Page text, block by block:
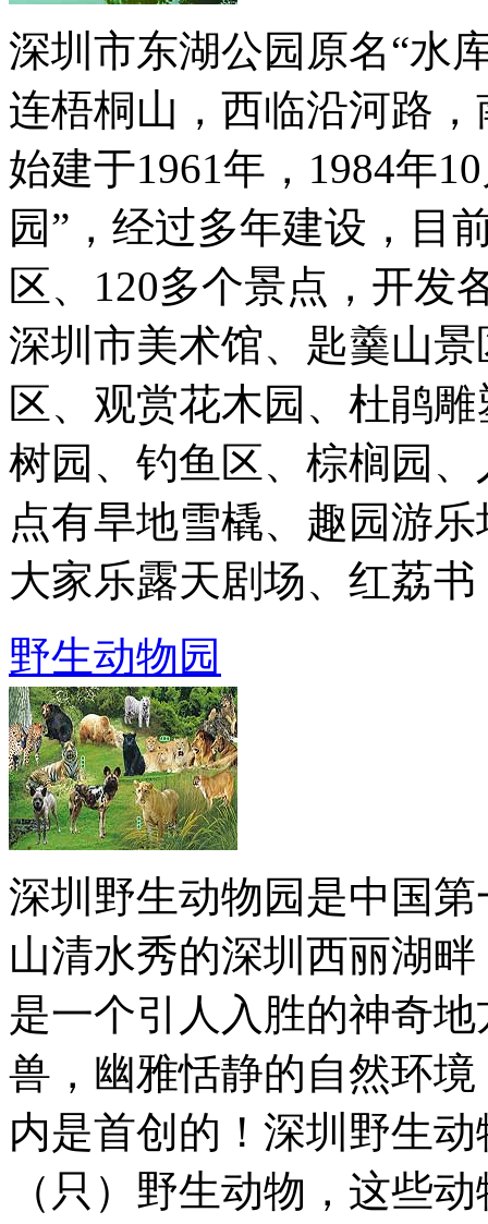
深圳市东湖公园原名“水
连梧桐山，西临沿河路
始建于1961年，1984年
园”，经过多年建设，目
区、120多个景点，开发
深圳市美术馆、匙羹山
区、观赏花木园、杜鹃
树园、钓鱼区、棕榈园
点有旱地雪橇、趣园游
大家乐露天剧场、红荔书
野生动物园
深圳野生动物园是中国
山清水秀的深圳西丽湖
是一个引人入胜的神奇
兽，幽雅恬静的自然环
内是首创的！深圳野生
（只）野生动物，这些